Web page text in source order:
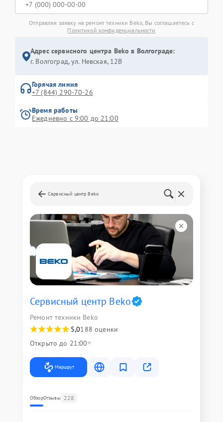
Отправляя заявку на ремонт техники Beko, Вы соглашаетесь с
Политикой конфиденциальности
Адрес сервисного центра Beko в Волгограде:
г. Волгоград, ул. Невская, 12В
Горячая линия
+7 (844) 290-70-26
Время работы
Ежедневно с 9:00 до 21:00
Сервисный центр Beko
Сервисный центр Beko
Ремонт техники Beko
5,0188 оценки
Открыто до 21:00
Маршрут
ОбзорОтзывы 228